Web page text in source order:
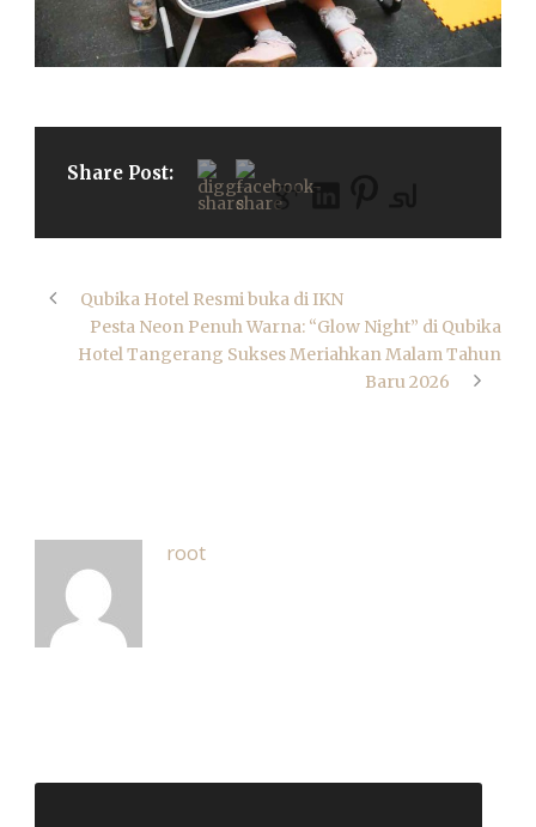
Share Post:
Qubika Hotel Resmi buka di IKN
Pesta Neon Penuh Warna: “Glow Night” di Qubika
Hotel Tangerang Sukses Meriahkan Malam Tahun
Baru 2026
root